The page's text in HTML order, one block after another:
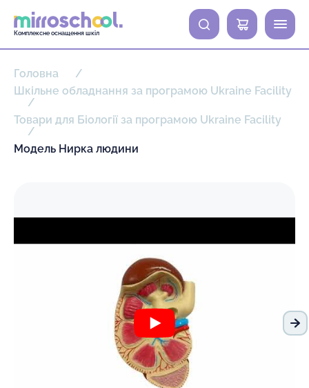
Комплексне оснащення шкіл
0
Головна
Шкільне обладнання за програмою Ukraine Facility
Товари для Біології за програмою Ukraine Facility
Модель Нирка людини